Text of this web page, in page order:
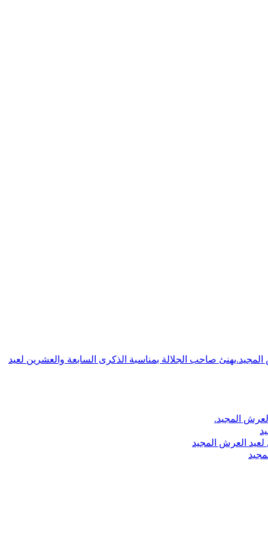
صاحب الجلالة بمناسبة الذكرى السابعة والعشرين لعيد
المجيد.
العرش المجيد